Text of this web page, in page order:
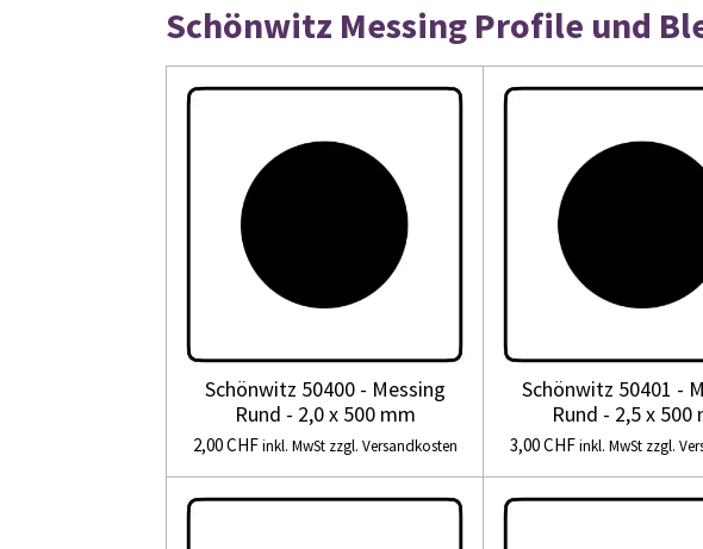
Schönwitz Messing Profile und
Schönwitz 50400 - Messing
Rund - 2,0 x 500 mm
2,00 CHFinkl. MwSt zzgl. Versandkosten
Schönwitz 50401 -
Rund - 2,5 x 500
3,00 CHFinkl. MwSt zzgl.